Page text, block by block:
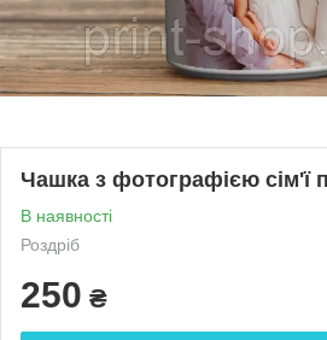
Чашка з фотографією сім'ї
В наявності
Роздріб
250 ₴